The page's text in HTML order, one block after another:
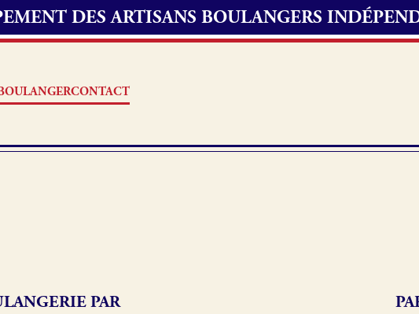
DES ARTISANS BOULANGERS
CONTACT
PAR